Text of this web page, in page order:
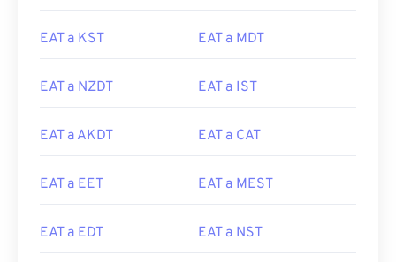
EAT a KST EAT a MDT
EAT a NZDT EAT a IST
EAT a AKDT EAT a CAT
EAT a EET EAT a MEST
EAT a EDT EAT a NST